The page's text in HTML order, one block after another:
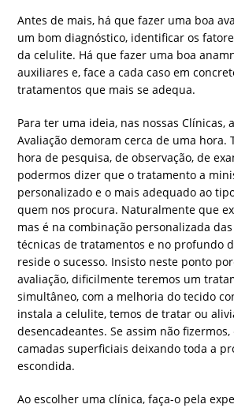
Antes de mais, há que fazer uma boa
um bom diagnóstico, identificar os
da celulite. Há que fazer uma boa
auxiliares e, face a cada caso em
tratamentos que mais se adequa.
Para ter uma ideia, nas nossas Clínicas,
Avaliação demoram cerca de uma hora.
hora de pesquisa, de observação, de
podermos dizer que o tratamento a
personalizado e o mais adequado ao
quem nos procura. Naturalmente que
mas é na combinação personalizada
técnicas de tratamentos e no profundo
reside o sucesso. Insisto neste ponto
avaliação, dificilmente teremos um
simultâneo, com a melhoria do tecido
instala a celulite, temos de tratar ou
desencadeantes. Se assim não
camadas superficiais deixando toda a
escondida.
Ao escolher uma clínica, faça-o pela